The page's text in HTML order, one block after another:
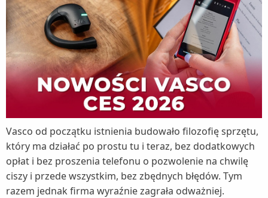
Vasco od początku istnienia budowało filozofię sprzętu,
który ma działać po prostu tu i teraz, bez dodatkowych
opłat i bez proszenia telefonu o pozwolenie na chwilę
ciszy i przede wszystkim, bez zbędnych błędów. Tym
razem jednak firma wyraźnie zagrała odważniej.